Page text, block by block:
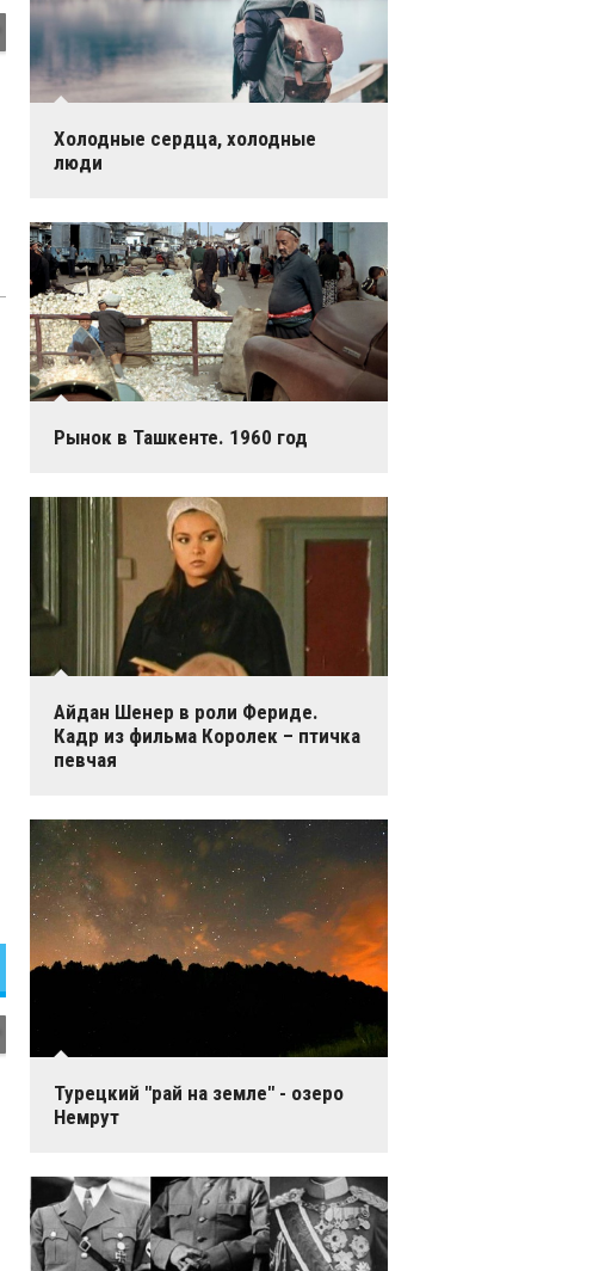
Холодные сердца, холодные
люди
Рынок в Ташкенте. 1960 год
Айдан Шенер в роли Фериде.
Кадр из фильма Королек – птичка
певчая
Турецкий "рай на земле" - озеро
Немрут